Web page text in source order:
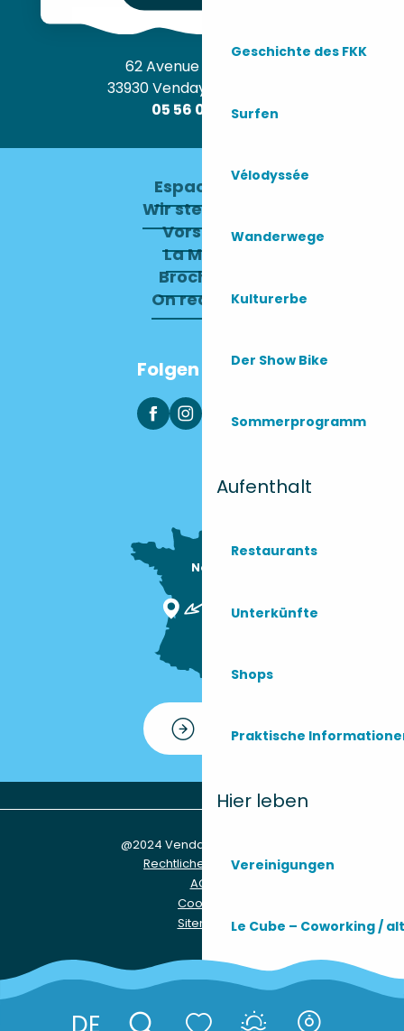
Geschichte des FKK
Surfen
Vélodyssée
Wanderwege
Kulturerbe
Der Show Bike
Sommerprogramm
Aufenthalt
Restaurants
Unterkünfte
Shops
Praktische
Hier leben
Vereinigungen
Le Cube – Coworking /
Praktische Infos
Réserver
62 Avenue de l’Océan
33930 Vendays-Montalivet
05 56 09 30 12
Espace pro
Wir stellen ein
Vorstand
La Mairie
Brochures
On recrute !
Folgen Sie uns
Nous sommes
Kontakt
@2024 Vendays-Montalivet
Rechtliche Hinweise
AGB
Cookies
Sitemap